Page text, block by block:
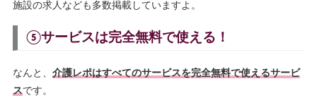
施設の求人なども多数掲載していますよ。
⑤サービスは完全無料で使える！
なんと、 介護レポはすべてのサービスを完全無料で使えるサービ
スです。